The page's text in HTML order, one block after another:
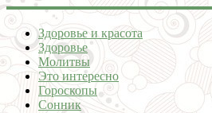
Здоровье и красота
Здоровье
Молитвы
Это интересно
Гороскопы
Сонник